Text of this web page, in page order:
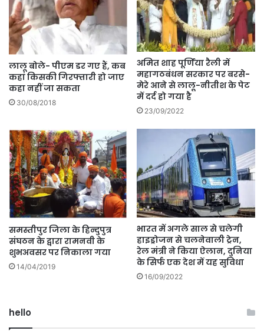
​लालू बोले- पीएम डर गए हैं, कब
कहां किसकी गिरफ्तारी हो जाए
कहा नहीं जा सकता
30/08/2018
अमित शाह पूर्णिया रैली में
महागठबंधन सरकार पर बरसे-
मेरे आने से लालू-नीतीश के पेट
में दर्द हो गया है
23/09/2022
समस्तीपुर जिला के हिन्दुपुत्र
संघठन के द्वारा रामनवी के
शुभअवसर पर निकाला गया
14/04/2019
भारत में अगले साल से चलेगी
हाइड्रोजन से चलनेवाली ट्रेन,
रेल मंत्री ने किया ऐलान, दुनिया
के सिर्फ एक देश में यह सुविधा
16/09/2022
hello